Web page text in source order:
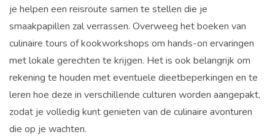
je helpen een reisroute samen te stellen die je
smaakpapillen zal verrassen. Overweeg het boeken van
culinaire tours of kookworkshops om hands-on ervaringen
met lokale gerechten te krijgen. Het is ook belangrijk om
rekening te houden met eventuele dieetbeperkingen en te
leren hoe deze in verschillende culturen worden aangepakt,
zodat je volledig kunt genieten van de culinaire avonturen
die op je wachten.